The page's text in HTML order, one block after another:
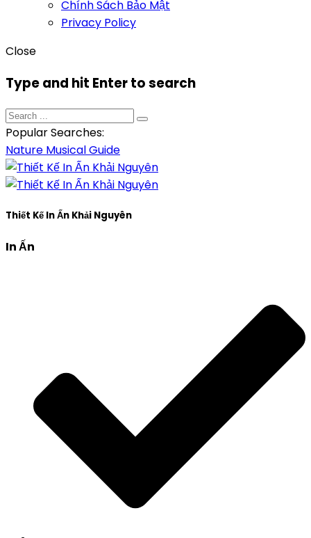
Chính Sách Bảo Mật
Privacy Policy
Close
Type and hit Enter to search
Popular Searches:
Nature MusicalGuide
Thiết Kế In Ấn Khải Nguyên
In Ấn